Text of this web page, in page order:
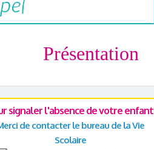
Présentation
signaler l'absence de votre enfant
de contacter le bureau de la Vie
Scolaire